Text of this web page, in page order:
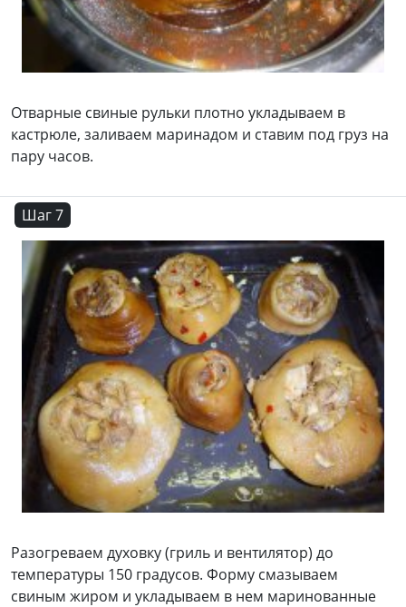
Отварные свиные рульки плотно укладываем в
кастрюле, заливаем маринадом и ставим под груз на
пару часов.
Шаг 7
Разогреваем духовку (гриль и вентилятор) до
температуры 150 градусов. Форму смазываем
свиным жиром и укладываем в нем маринованные